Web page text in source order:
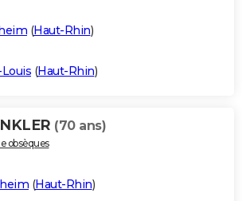
(Haut-Rhin)
(Haut-Rhin)
(70 ans)
obsèques
(Haut-Rhin)